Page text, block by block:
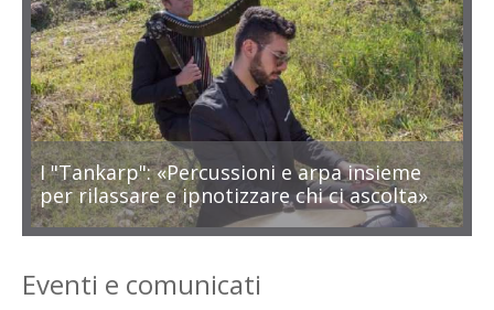
I "Tankarp": «Percussioni e arpa insieme
per rilassare e ipnotizzare chi ci ascolta»
Eventi e comunicati